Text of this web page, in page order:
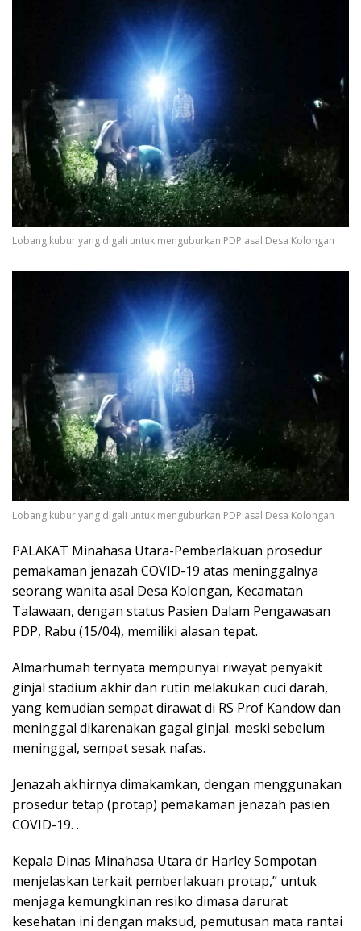
Lobang kubur yang digali untuk menguburkan PDP asal Desa Kolongan
Lobang kubur yang digali untuk menguburkan PDP asal Desa Kolongan
PALAKAT Minahasa Utara-Pemberlakuan prosedur
pemakaman jenazah COVID-19 atas meninggalnya
seorang wanita asal Desa Kolongan, Kecamatan
Talawaan, dengan status Pasien Dalam Pengawasan
PDP, Rabu (15/04), memiliki alasan tepat.
Almarhumah ternyata mempunyai riwayat penyakit
ginjal stadium akhir dan rutin melakukan cuci darah,
yang kemudian sempat dirawat di RS Prof Kandow dan
meninggal dikarenakan gagal ginjal. meski sebelum
meninggal, sempat sesak nafas.
Jenazah akhirnya dimakamkan, dengan menggunakan
prosedur tetap (protap) pemakaman jenazah pasien
COVID-19. .
Kepala Dinas Minahasa Utara dr Harley Sompotan
menjelaskan terkait pemberlakuan protap,” untuk
menjaga kemungkinan resiko dimasa darurat
kesehatan ini dengan maksud, pemutusan mata rantai